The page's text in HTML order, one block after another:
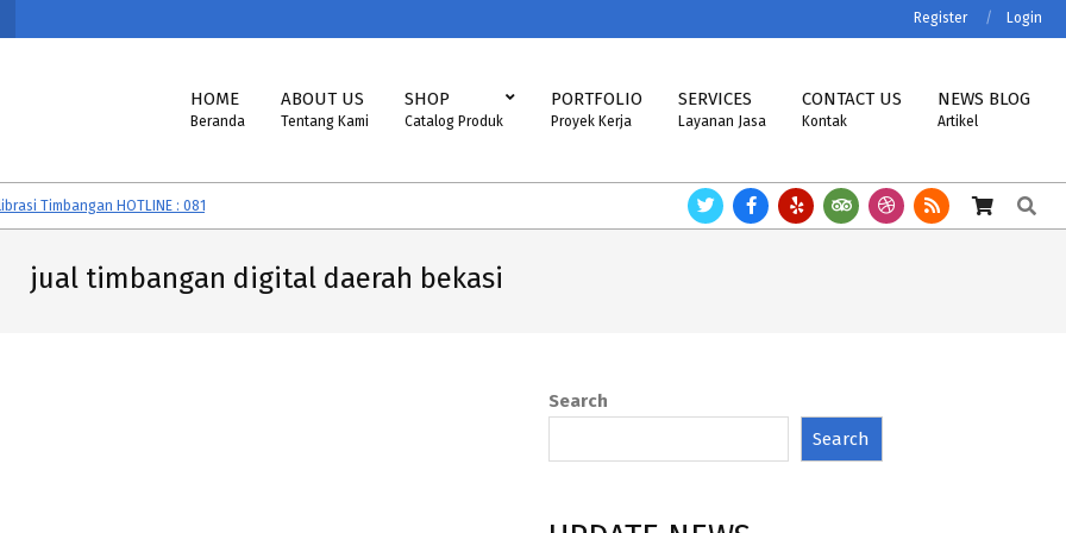
Register Login
HOME
Beranda
ABOUT US
Tentang Kami
SHOP
Catalog Produk
PORTFOLIO
Proyek Kerja
SERVICES
Layanan Jasa
CONTACT US
Kontak
NEWS BLOG
Artikel
Timbangan HOTLINE : 081292605560 Timbangan ASTTECH, NAGATA, HENHERR,
Search
jual timbangan digital daerah bekasi
Search
Search